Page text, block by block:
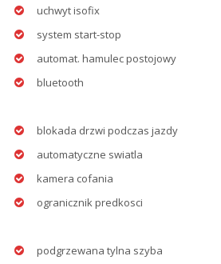
uchwyt isofix
system start-stop
automat. hamulec postojowy
bluetooth
blokada drzwi podczas jazdy
automatyczne swiatla
kamera cofania
ogranicznik predkosci
podgrzewana tylna szyba